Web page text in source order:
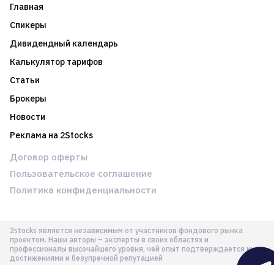
Главная
Спикеры
Дивидендный календарь
Калькулятор тарифов
Статьи
Брокеры
Новости
Реклама на 2Stocks
2stocks является независимым от участников фондового рынка
проектом. Наши авторы – эксперты в своих областях и
профессионалы высочайшего уровня, чей опыт подтверждается их
достижениями и безупречной репутацией
Договор оферты
Пользовательское соглашение
Политика конфиденциальности